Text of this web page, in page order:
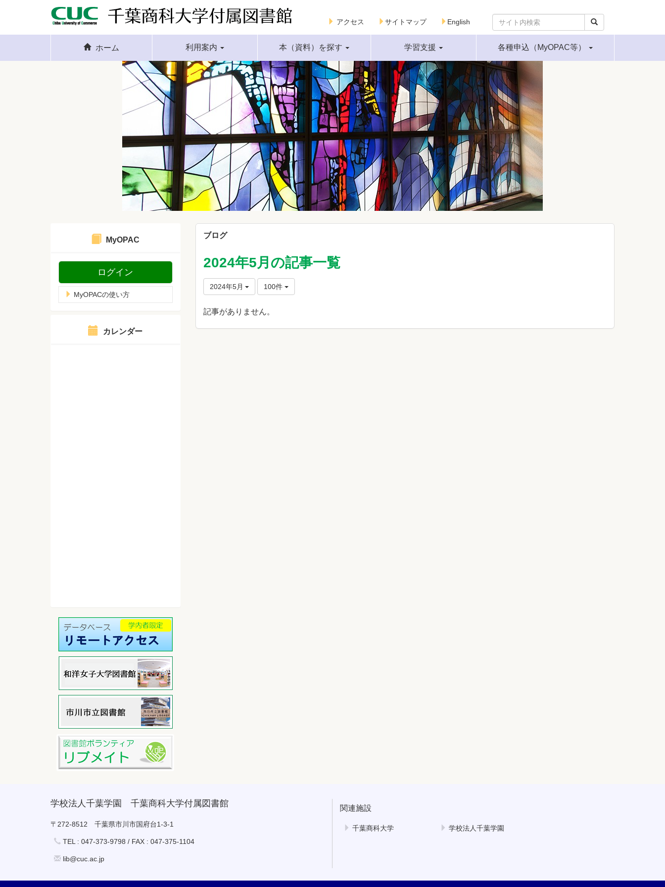
アクセス サイトマップ English
ホーム 利用案内 本（資料）を探す 学習支援 各種申込（MyOPAC等）
ブログ
2024年5月の記事一覧
2024年5月 100件
記事がありません。
MyOPAC
ログイン
MyOPACの使い方
カレンダー
学校法人千葉学園 千葉商科大学付属図書館
〒272-8512 千葉県市川市国府台1-3-1
TEL : 047-373-9798 / FAX : 047-375-1104
lib@cuc.ac.jp
関連施設
千葉商科大学 学校法人千葉学園